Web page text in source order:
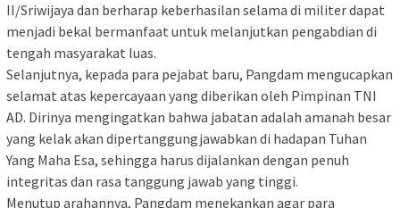
II/Sriwijaya dan berharap keberhasilan selama di militer dapat
menjadi bekal bermanfaat untuk melanjutkan pengabdian di
tengah masyarakat luas.
Selanjutnya, kepada para pejabat baru, Pangdam mengucapkan
selamat atas kepercayaan yang diberikan oleh Pimpinan TNI
AD. Dirinya mengingatkan bahwa jabatan adalah amanah besar
yang kelak akan dipertanggungjawabkan di hadapan Tuhan
Yang Maha Esa, sehingga harus dijalankan dengan penuh
integritas dan rasa tanggung jawab yang tinggi.
Menutup arahannya, Pangdam menekankan agar para